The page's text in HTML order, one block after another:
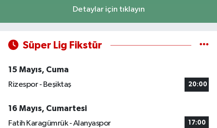
Detaylar için tıklayın
Süper Lig Fikstür
15 Mayıs, Cuma
Rizespor - Beşiktaş
20:00
16 Mayıs, Cumartesi
Fatih Karagümrük - Alanyaspor
17:00